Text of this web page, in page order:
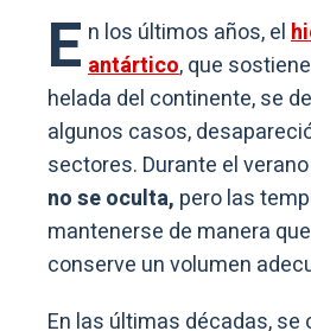
E n los últimos años, el
antártico, que
helada del continente, se
algunos casos,
sectores. Durante el
no se oculta, pero las
mantenerse de manera
conserve un volumen
En las últimas décadas, se